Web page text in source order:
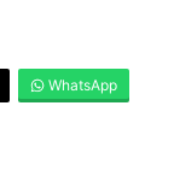
WhatsApp